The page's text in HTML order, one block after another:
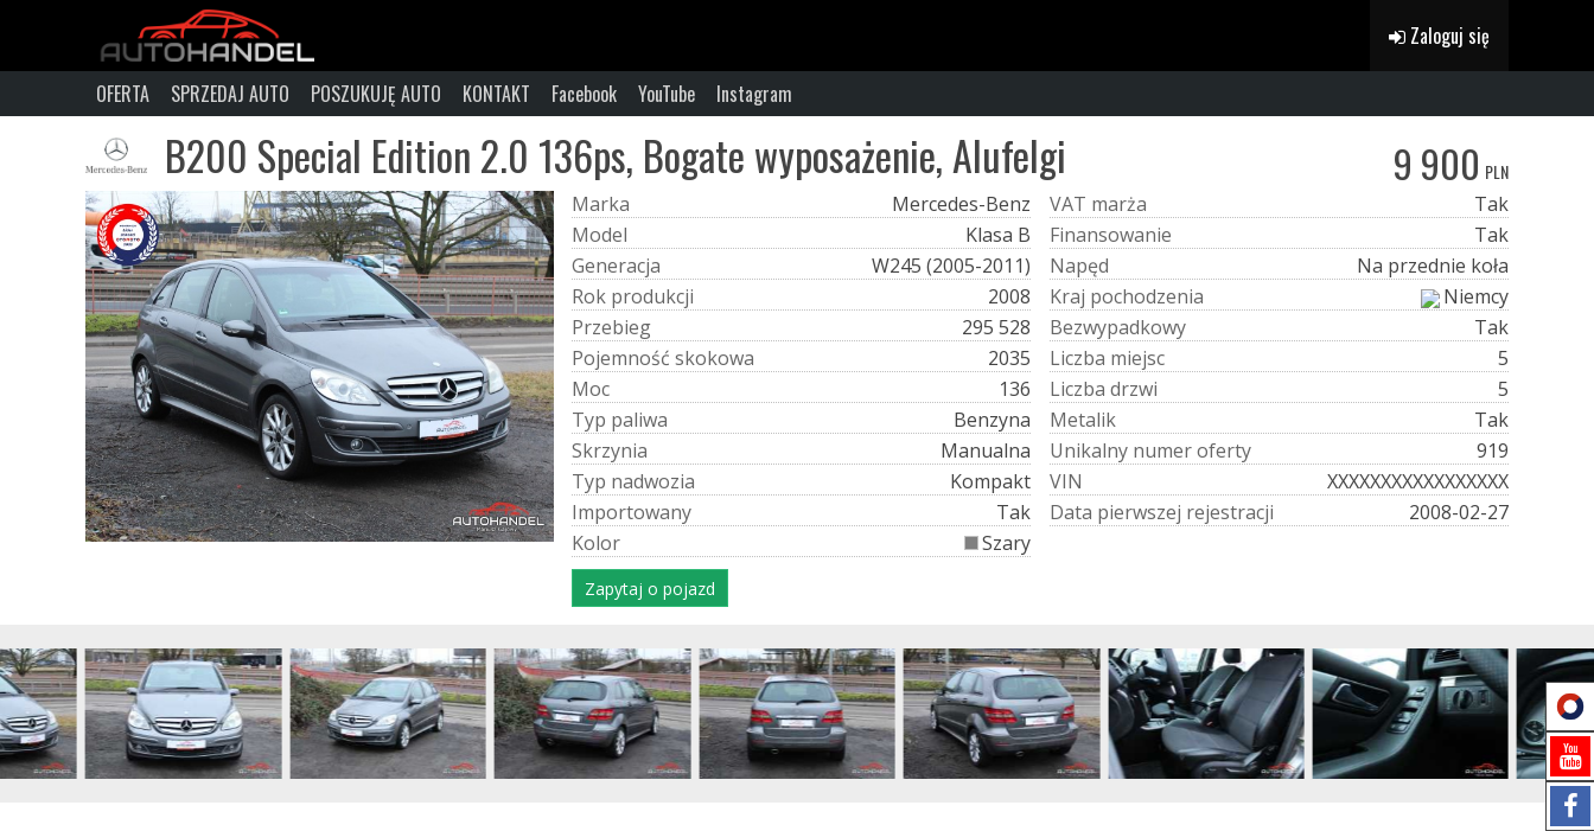
Zaloguj się
OFERTA SPRZEDAJ AUTO POSZUKUJĘ AUTO KONTAKT Facebook YouTube Instagram
B200 Special Edition 2.0 136ps, Bogate wyposażenie, Alufelgi 9 900 PLN
Marka
Mercedes-Benz
Model
Klasa B
Generacja
W245 (2005-2011)
Rok produkcji
2008
Przebieg
295 528
Pojemność skokowa
2035
Moc
136
Typ paliwa
Benzyna
Skrzynia
Manualna
Typ nadwozia
Kompakt
Importowany
Tak
Kolor Szary
VAT marża
Tak
Finansowanie
Tak
Napęd
Na przednie koła
Kraj pochodzenia
Niemcy
Bezwypadkowy
Tak
Liczba miejsc
5
Liczba drzwi
5
Metalik
Tak
Unikalny numeroferty
919
VIN
XXXXXXXXXXXXXXXXX
Data pierwszej rejestracji 2008-02-27
Zapytaj o pojazd